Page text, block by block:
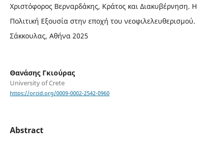
Χριστόφορος Βερναρδάκης, Κράτος και Διακυβέρνηση. Η
Πολιτική Εξουσία στην εποχή του νεοφιλελευθερισμού.
Σάκκουλας, Αθήνα 2025
Θανάσης Γκιούρας
University of Crete
https://orcid.org/0009-0002-2542-0960
Abstract